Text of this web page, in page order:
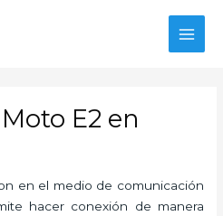
E2 en
en el medio de comunicación
hacer conexión de manera